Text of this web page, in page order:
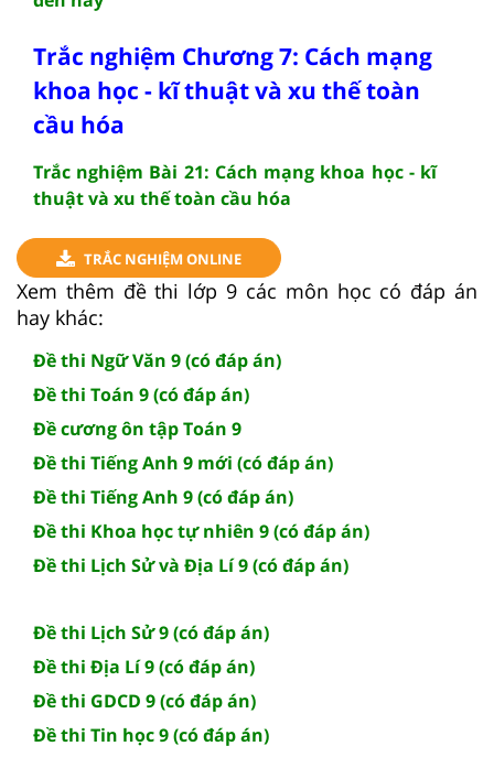
Trắc nghiệm Chương 7: Cách mạng
khoa học - kĩ thuật và xu thế toàn
cầu hóa
Trắc nghiệm Bài 21: Cách mạng khoa học - kĩ
thuật và xu thế toàn cầu hóa
TRẮC NGHIỆM ONLINE
Xem thêm đề thi lớp 9 các môn học có đáp án
hay khác:
Đề thi Ngữ Văn 9 (có đáp án)
Đề thi Toán 9 (có đáp án)
Đề cương ôn tập Toán 9
Đề thi Tiếng Anh 9 mới (có đáp án)
Đề thi Tiếng Anh 9 (có đáp án)
Đề thi Khoa học tự nhiên 9 (có đáp án)
Đề thi Lịch Sử và Địa Lí 9 (có đáp án)
Đề thi Lịch Sử 9 (có đáp án)
Đề thi Địa Lí 9 (có đáp án)
Đề thi GDCD 9 (có đáp án)
Đề thi Tin học 9 (có đáp án)